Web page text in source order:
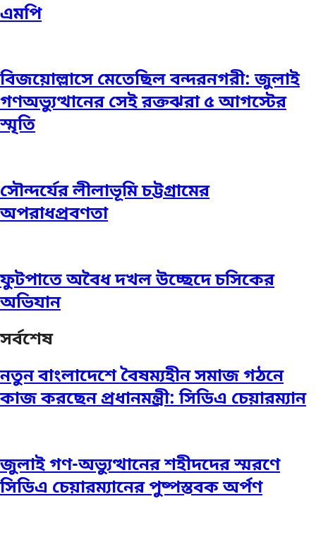
এমপি
বিজয়োল্লাসে মেতেছিল বন্দরনগরী: জুলাই
গণঅভ্যুত্থানের সেই রক্তঝরা ৫ আগস্টের
স্মৃতি
সৌন্দর্যের লীলাভূমি চট্টগ্রামের
অপরাধপ্রবণতা
ফুটপাতে অবৈধ দখল উচ্ছেদে চসিকের
অভিযান
সর্বশেষ
নতুন বাংলাদেশে বৈষম্যহীন সমাজ গঠনে
কাজ করছেন প্রধানমন্ত্রী: সিডিএ চেয়ারম্যান
জুলাই গণ-অভ্যুত্থানের শহীদদের স্মরণে
সিডিএ চেয়ারম্যানের পুষ্পস্তবক অর্পণ